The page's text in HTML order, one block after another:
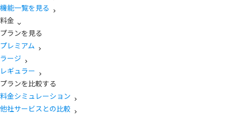
機能一覧を見る
料金
プランを見る
プレミアム
ラージ
レギュラー
プランを比較する
料金シミュレーション
他社サービスとの比較